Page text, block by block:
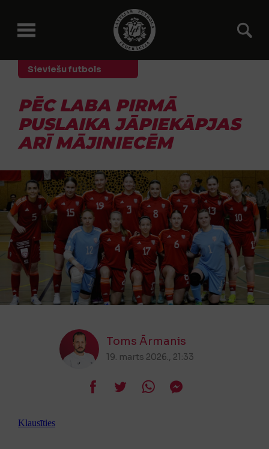
Sieviešu futbols
PĒC LABA PIRMĀ
PUSLAIKA JĀPIEKĀPJAS
ARĪ MĀJINIECĒM
Toms Ārmanis
19. marts 2026., 21:33
Klausīties